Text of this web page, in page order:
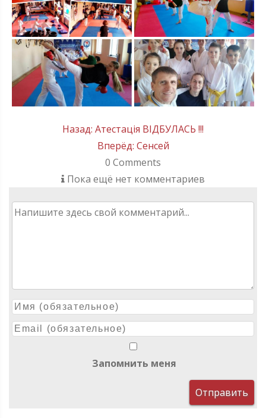
Назад: Атестація ВІДБУЛАСЬ !!!
Вперёд: Сенсей
0 Comments
Пока ещё нет комментариев
Запомнить меня